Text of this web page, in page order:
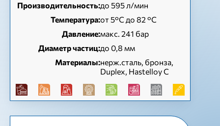
Производительность:до 595 л/мин
Температура:от 5°С до 82 °С
Давление:макс. 241 бар
Диаметр частиц:до 0,8 мм
Материалы:нерж.сталь, бронза,
Duplex, Hastelloy C